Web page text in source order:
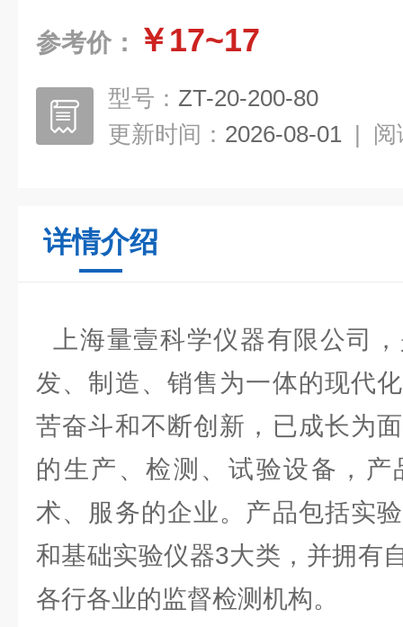
参考价： ￥17~17
型号： ZT-20-200-80
更新时间： 2026-08-01 | 阅
详情介绍
上海量壹科学仪器有限公司
发、制造、销售为一体的现代
苦奋斗和不断创新，已成长为
的生产、检测、试验设备，
术、服务的企业。产品包括实
和基础实验仪器3大类，并拥有
各行各业的监督检测机构。